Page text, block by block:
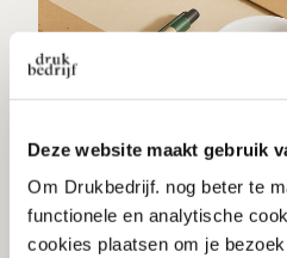
Deze website maakt gebruik
Om Drukbedrijf. nog beter te
functionele en analytische
cookies plaatsen om je